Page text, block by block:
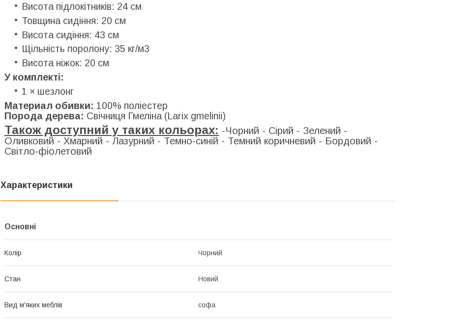
Висота підлокітників: 24 см
Товщина сидіння: 20 см
Висота сидіння: 43 см
Щільність поролону: 35 кг/м3
Висота ніжок: 20 см
У комплекті:
1 × шезлонг
Материал обивки: 100% поліестер
Порода дерева: Свічниця Гмеліна (Larix gmelinii)
Також доступний у таких кольорах: -Чорний - Сірий - Зелений -
Оливковий - Хмарний - Лазурний - Темно-синій - Темний коричневий - Бордовий -
Світло-фіолетовий
Характеристики
Основні
Колір Чорний
Стан Новий
Вид м'яких меблів софа